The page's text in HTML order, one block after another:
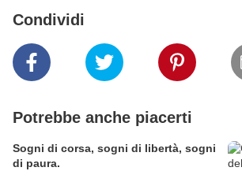
Condividi
Potrebbe anche piacerti
Sogni di corsa, sogni di libertà, sogni
di paura.